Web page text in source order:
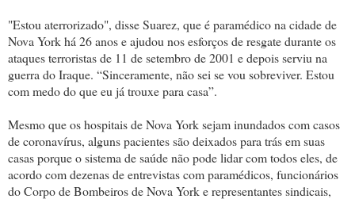
"Estou aterrorizado", disse Suarez, que é paramédico na cidade de
Nova York há 26 anos e ajudou nos esforços de resgate durante os
ataques terroristas de 11 de setembro de 2001 e depois serviu na
guerra do Iraque. “Sinceramente, não sei se vou sobreviver. Estou
com medo do que eu já trouxe para casa”.
Mesmo que os hospitais de Nova York sejam inundados com casos
de coronavírus, alguns pacientes são deixados para trás em suas
casas porque o sistema de saúde não pode lidar com todos eles, de
acordo com dezenas de entrevistas com paramédicos, funcionários
do Corpo de Bombeiros de Nova York e representantes sindicais,